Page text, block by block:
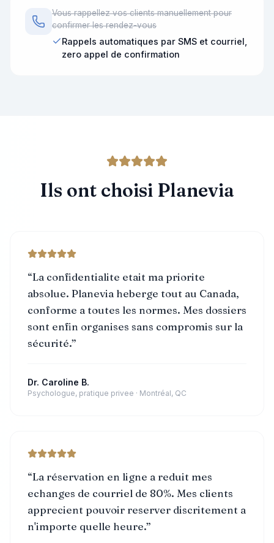
Vous rappellez vos clients manuellement pour
confirmer les rendez-vous
Rappels automatiques par SMS et courriel,
zero appel de confirmation
Ils ont choisi Planevia
“La confidentialite etait ma priorite
absolue. Planevia heberge tout au Canada,
conforme a toutes les normes. Mes dossiers
sont enfin organises sans compromis sur la
sécurité.”
Dr. Caroline B.
Psychologue, pratique privee · Montréal, QC
“La réservation en ligne a reduit mes
echanges de courriel de 80%. Mes clients
apprecient pouvoir reserver discritement a
n'importe quelle heure.”